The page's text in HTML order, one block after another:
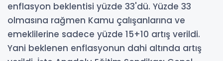
enflasyon beklentisi yüzde 33'dü. Yüzde 33
olmasına rağmen Kamu çalışanlarına ve
emeklilerine sadece yüzde 15+10 artış verildi.
Yani beklenen enflasyonun dahi altında artış